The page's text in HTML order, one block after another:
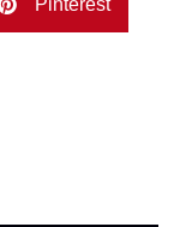
Pinterest